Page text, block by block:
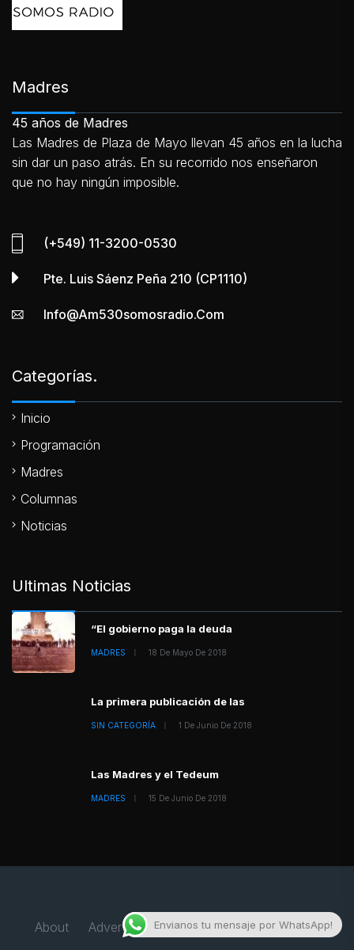
Madres
45 años de Madres
Las Madres de Plaza de Mayo llevan 45 años en la lucha
sin dar un paso atrás. En su recorrido nos enseñaron
que no hay ningún imposible.
(+549) 11-3200-0530
Pte. Luis Sáenz Peña 210 (CP1110)
Info@am530somosradio.com
Categorías.
Inicio
Programación
Madres
Columnas
Noticias
Ultimas Noticias
“El gobierno paga la deuda
MADRES 18 De Mayo De 2018
La primera publicación de las
SIN CATEGORÍA 1 De Junio De 2018
Las Madres y el Tedeum
MADRES 15 De Junio De 2018
About Advertise Privacy & Policy Contact
Envianos tu mensaje por WhatsApp!